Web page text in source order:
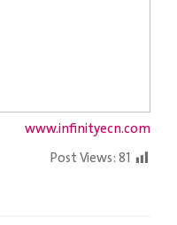
www.infinityecn.com
Post Views:81